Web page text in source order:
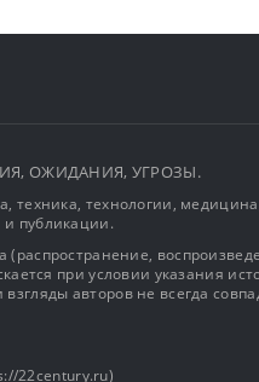
ОЖИДАНИЯ, УГРОЗЫ.
техника, технологии,
публикации.
(распространение,
при условии указания
авторов не всегда
22century.ru)